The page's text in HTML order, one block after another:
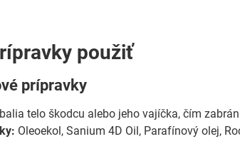
použiť
prípravky
telo škodcu alebo jeho vajíčka, čím
Oleoekol, Sanium 4D Oil, Parafínový olej,